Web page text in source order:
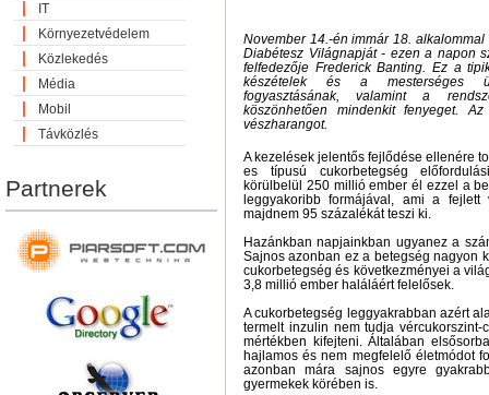
IT
Környezetvédelem
Közlekedés
Média
Mobil
Távközlés
Partnerek
November 14.-én immár 18.
Diabétesz Világnapját - ezen a napon
felfedezője Frederick Banting. Ez a
készételek és a mesterséges
fogyasztásának, valamint a
köszönhetően mindenkit fenyeget.
vészharangot.
A kezelések jelentős fejlődése ellenére
es típusú cukorbetegség
körülbelül 250 millió ember él ezzel a
leggyakoribb formájával, ami a fejlett
majdnem 95 százalékát teszi ki.
Hazánkban napjainkban ugyanez a
Sajnos azonban ez a betegség nagyon
cukorbetegség és következményei a
3,8 millió ember haláláért felelősek.
A cukorbetegség leggyakrabban azért
termelt inzulin nem tudja vércukorszint-
mértékben kifejteni. Általában
hajlamos és nem megfelelő életmódot
azonban mára sajnos egyre
gyermekek körében is.